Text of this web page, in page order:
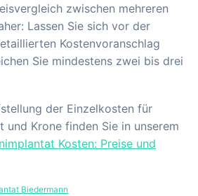
zwischen mehreren
Lassen Sie sich vor der
Kostenvoranschlag
Sie mindestens zwei bis drei
der Einzelkosten für
und Krone finden Sie in unserem
Kosten: Preise und
Biedermann